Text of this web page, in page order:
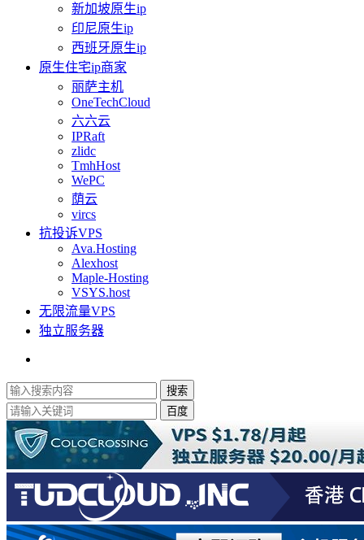
新加坡原生ip
印尼原生ip
西班牙原生ip
原生住宅ip商家
丽萨主机
OneTechCloud
六六云
IPRaft
zlidc
TmhHost
WePC
荫云
vircs
抗投诉VPS
Ava.Hosting
Alexhost
Maple-Hosting
VSYS.host
无限流量VPS
独立服务器